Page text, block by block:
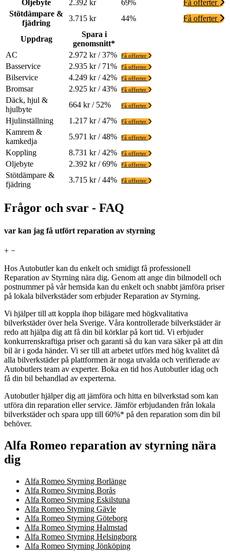
Oljebyte
2.392 kr 69%
Få offerter
Stötdämpare &
fjädring
3.715 kr 44% Få offerter
Uppdrag
Spara i
genomsnitt*
AC
2.972 kr / 37% Få offerter
Basservice 2.935 kr / 71% Få offerter
Bilservice 4.249 kr / 42% Få offerter
Bromsar 2.925 kr / 43% Få offerter
Däck, hjul &
hjulbyte
664 kr / 52% Få offerter
Hjulinställning 1.217 kr / 47% Få offerter
Kamrem &
kamkedja
5.971 kr / 48% Få offerter
Koppling 8.731 kr / 42% Få offerter
Oljebyte 2.392 kr / 69% Få offerter
Stötdämpare &
fjädring
3.715 kr / 44% Få offerter
Frågor och svar - FAQ
var kan jag få utfört reparation av styrning
+ −
Hos Autobutler kan du enkelt och smidigt få professionell
Reparation av Styrning nära dig. Genom att ange din bilmodell och
postnummer på vår hemsida kan du enkelt och snabbt jämföra priser
på lokala bilverkstäder som erbjuder Reparation av Styrning.
Vi hjälper till att koppla ihop bilägare med högkvalitativa
bilverkstäder över hela Sverige. Våra kontrollerade bilverkstäder är
redo att hjälpa dig att få din bil körklar på kort tid. Vi erbjuder
konkurrenskraftiga priser och garanti så du kan vara säker på att din
bil är i goda händer. Vi ser till att arbetet utförs med hög kvalitet då
alla bilverkstäder på plattformen är noga utvalda och verifierade av
Autobutlers team av experter. Boka en tid hos Autobutler idag och
få din bil behandlad av experterna.
Autobutler hjälper dig att jämföra och hitta en bilverkstad som kan
utföra din reparation eller service. Jämför erbjudanden från lokala
bilverkstäder och spara upp till 60%* på den reparation som din bil
behöver.
Alfa Romeo reparation av styrning nära
dig
Alfa Romeo Styrning Borlänge
Alfa Romeo Styrning Borås
Alfa Romeo Styrning Eskilstuna
Alfa Romeo Styrning Gävle
Alfa Romeo Styrning Göteborg
Alfa Romeo Styrning Halmstad
Alfa Romeo Styrning Helsingborg
Alfa Romeo Styrning Jönköping